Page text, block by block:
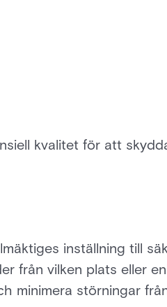
kvalitet för att
inställning till
från vilken plats eller
minimera störningar